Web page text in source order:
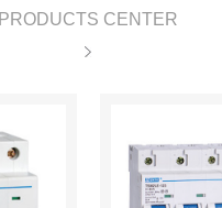
PRODUCTS CENTER